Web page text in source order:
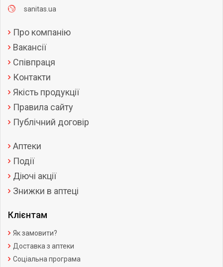
sanitas.ua
Про компанію
Вакансії
Співпраця
Контакти
Якість продукції
Правила сайту
Публічний договір
Аптеки
Події
Діючі акції
Знижки в аптеці
Клієнтам
Як замовити?
Доставка з аптеки
Соціальна програма